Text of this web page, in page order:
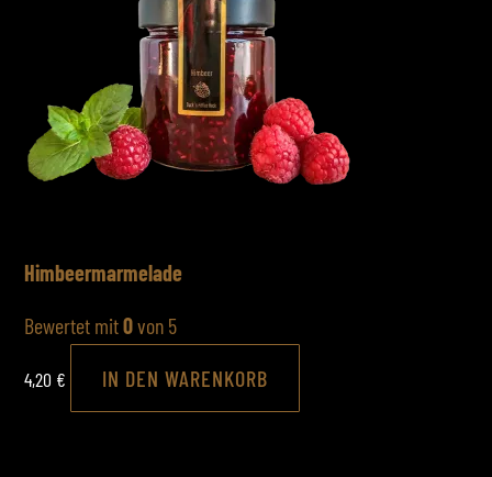
Himbeermarmelade
Bewertet mit0von 5
4,20 € IN DEN WARENKORB